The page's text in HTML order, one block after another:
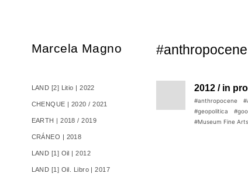
Marcela Magno
LAND [2] Litio | 2022
CHENQUE | 2020 / 2021
EARTH | 2018 / 2019
CRÁNEO | 2018
LAND [1] Oil | 2012
LAND [1] Oil. Libro | 2017
#anthropocene
2012 / in
#anthropocene
#geopolitica
#Museum Fine